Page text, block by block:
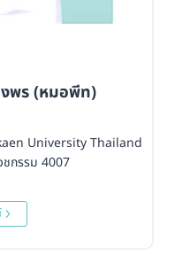
งพร (หมอพีท)
University Thailand
ชกรรม 4007